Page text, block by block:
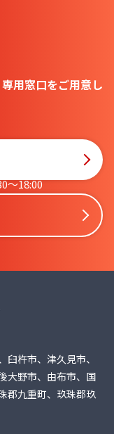
用窓口をご用意し
〜18:00
杵市、津久見市、
大野市、由布市、国
郡九重町、玖珠郡玖